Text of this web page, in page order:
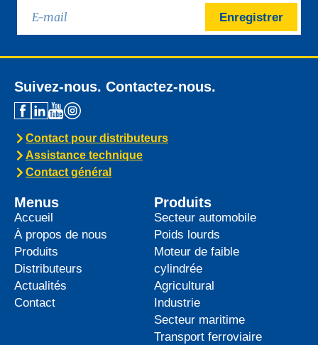
Enregistrer
Suivez-nous. Contactez-nous.
Contact pour distributeurs
Assistance technique
Contact général
Menus
Accueil
À propos de nous
Produits
Distributeurs
Actualités
Contact
Produits
Secteur automobile
Poids lourds
Moteur de faible
cylindrée
Agricultural
Industrie
Secteur maritime
Transport ferroviaire